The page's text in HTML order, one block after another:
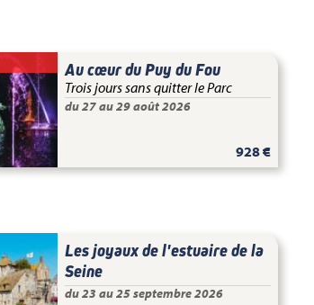
Au cœur du Puy du Fou
Trois jours sans quitter le Parc
du 27 au 29 août 2026
928 €
Les joyaux de l'estuaire de la
Seine
du 23 au 25 septembre 2026